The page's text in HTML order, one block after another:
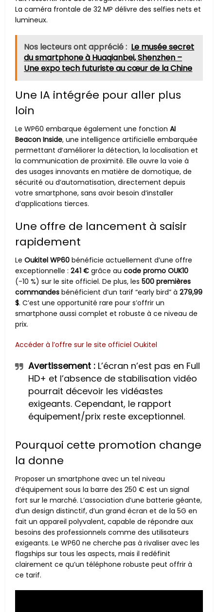
La caméra frontale de 32 MP délivre des selfies nets et
lumineux.
Nos lecteurs ont apprécié : Le musée secret
du smartphone à Huaqianbei, Shenzhen –
Une expo tech futuriste au cœur de la Chine
Une IA intégrée pour aller plus
loin
Le WP60 embarque également une fonctionAI
Beacon Inside, une intelligence artificielle embarquée
permettant d’améliorer la détection, la localisation et
la communication de proximité. Elle ouvre la voie à
des usages innovants en matière de domotique, de
sécurité ou d’automatisation, directement depuis
votre smartphone, sans avoir besoin d’installer
d’applications tierces.
Une offre de lancement à saisir
rapidement
LeOukitel WP60 bénéficie actuellement d’une offre
exceptionnelle :241 € grâce aucode promo OUK10
(-10 %) sur le site officiel. De plus, les500 premières
commandes bénéficient d’un tarif “early bird” à279,99
$. C’est une opportunité rare pour s’offrir un
smartphone aussi complet et robuste à ce niveau de
prix.
Accéder à l’offre sur le site officiel Oukitel
Avertissement : L’écran n’est pas en Full
HD+ et l’absence de stabilisation vidéo
pourrait décevoir les vidéastes
exigeants. Cependant, le rapport
équipement/prix reste exceptionnel.
Pourquoi cette promotion change
la donne
Proposer un smartphone avec un tel niveau
d’équipement sous la barre des 250 € est un signal
fort sur le marché. L’association d’une batterie géante,
d’un design distinctif, d’un grand écran et de la 5G en
fait un appareil polyvalent, capable de répondre aux
besoins des professionnels comme des utilisateurs
exigeants. Le WP60 ne cherche pas à rivaliser avec les
flagships sur tous les aspects, mais il redéfinit
clairement ce qu’un téléphone robuste peut offrir à
ce tarif.